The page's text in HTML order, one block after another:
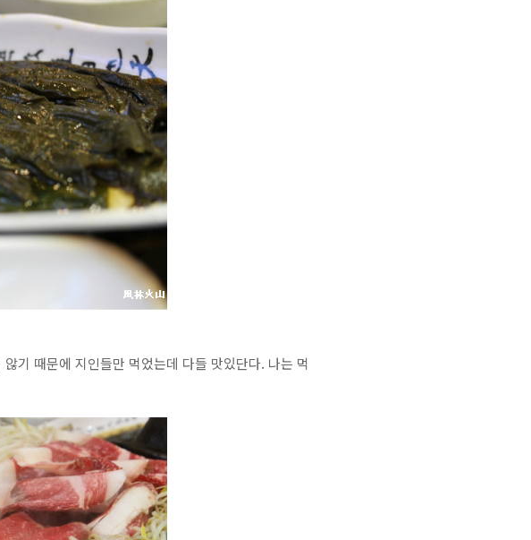
기 때문에 지인들만 먹었는데 다들 맛있단다. 나는 먹